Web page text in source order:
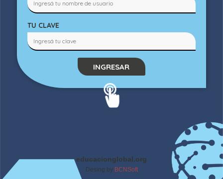
TU CLAVE
INGRESAR
educacionglobal.org
Desing by BCNSoft